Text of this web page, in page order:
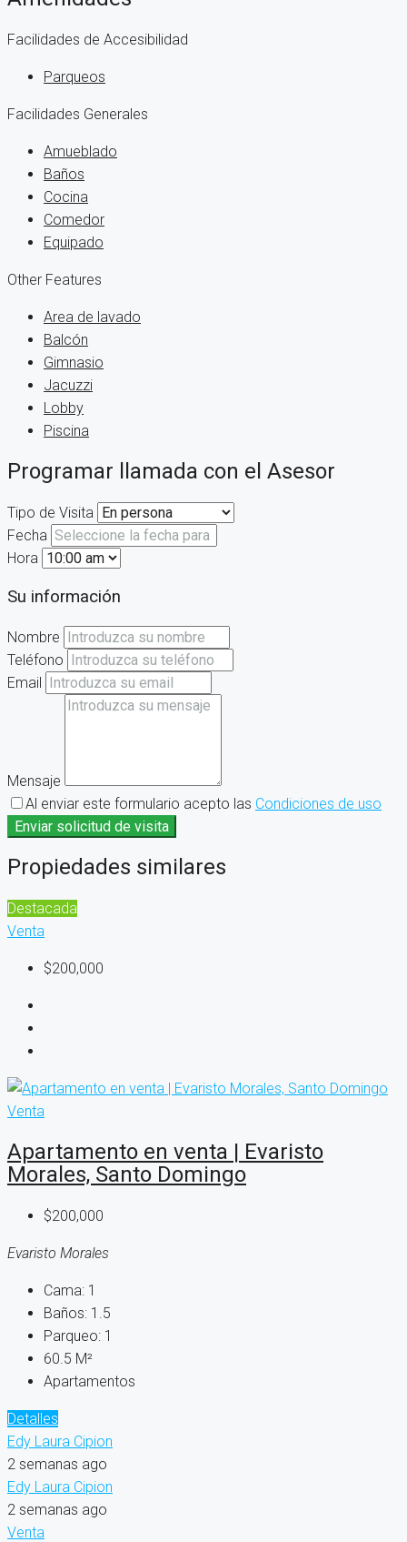
Facilidades de Accesibilidad
Parqueos
Facilidades Generales
Amueblado
Baños
Cocina
Comedor
Equipado
Other Features
Area de lavado
Balcón
Gimnasio
Jacuzzi
Lobby
Piscina
Programar llamada con el Asesor
Tipo de Visita
Fecha
Hora
Su información
Nombre
Teléfono
Email
Mensaje
Al enviar este formulario acepto las Condiciones de uso
Enviar solicitud de visita
Propiedades similares
Destacada
Venta
$200,000
Venta
Apartamento en venta | Evaristo
Morales, Santo Domingo
$200,000
Evaristo Morales
Cama: 1
Baños: 1.5
Parqueo: 1
60.5 M²
Apartamentos
Detalles
Edy Laura Cipion
2 semanas ago
Edy Laura Cipion
2 semanas ago
Venta